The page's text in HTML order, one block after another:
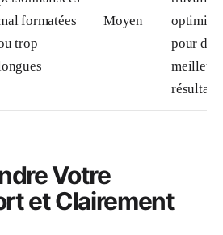
formatées
trop
Moyen
optimisé
pour de
meilleurs
résultats.
Votre
et Clairement